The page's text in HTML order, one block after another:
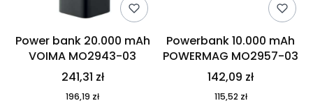
Power bank 20.000 mAh
VOIMA MO2943-03
241,31 zł
196,19 zł
Powerbank 10.000 mAh
POWERMAG MO2957-03
142,09 zł
115,52 zł